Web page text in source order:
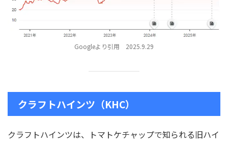
Googleより引用 2025.9.29
クラフトハインツ（KHC）
クラフトハインツは、トマトケチャップで知られる旧ハイ